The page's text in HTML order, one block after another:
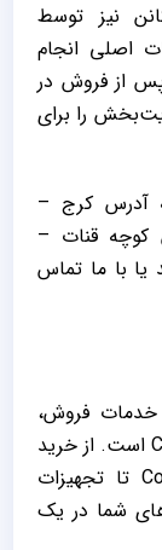
نیز توسط
اصلی انجام
از فروش در
را برای
آدرس کرج –
کوچه قنات –
یا با ما تماس
خدمات فروش،
تعمیر و پشتیبانی تخصصی محصولات Canon است. از خرید
دوربین‌های DSLR، Mirrorless و Compact تا تجهیزات
شما در یک